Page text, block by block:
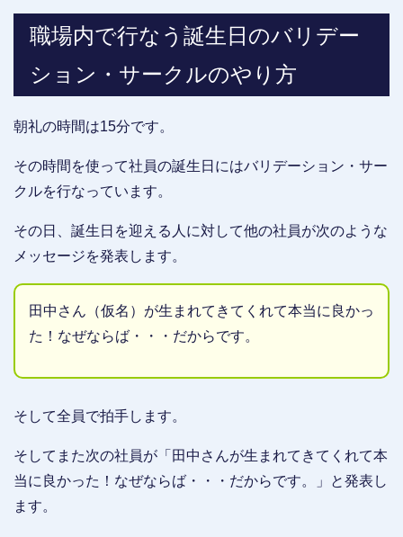
職場内で行なう誕生日のバリデー
ション・サークルのやり方
朝礼の時間は15分です。
その時間を使って社員の誕生日にはバリデーション・サー
クルを行なっています。
その日、誕生日を迎える人に対して他の社員が次のような
メッセージを発表します。
田中さん（仮名）が生まれてきてくれて本当に良かっ
た！なぜならば・・・だからです。
そして全員で拍手します。
そしてまた次の社員が「田中さんが生まれてきてくれて本
当に良かった！なぜならば・・・だからです。」と発表し
ます。